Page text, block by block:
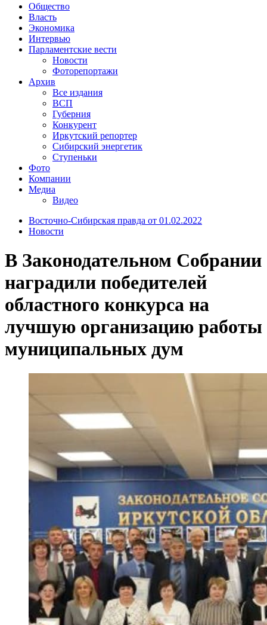
Общество
Власть
Экономика
Интервью
Парламентские вести
Новости
Фоторепортажи
Архив
Все издания
ВСП
Губерния
Конкурент
Иркутский репортер
Сибирский энергетик
Ступеньки
Фото
Компании
Медиа
Видео
Восточно-Сибирская правда от 01.02.2022
Новости
В Законодательном Собрании
наградили победителей
областного конкурса на
лучшую организацию работы
муниципальных дум